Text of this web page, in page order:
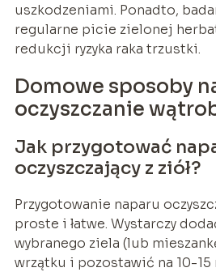
uszkodzeniami. Ponadto,
regularne picie zielonej
redukcji ryzyka raka trzustki.
Domowe sposoby
oczyszczanie
Jak przygotować
oczyszczający z ziół?
Przygotowanie naparu
proste i łatwe. Wystarczy
wybranego ziela (lub
wrzątku i pozostawić na 10-